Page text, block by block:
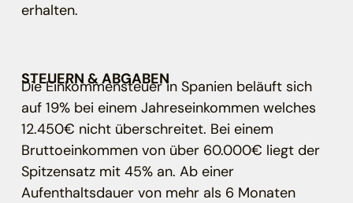
erhalten.
STEUERN & ABGABEN
Die Einkommensteuer in Spanien beläuft sich
auf 19% bei einem Jahreseinkommen welches
12.450€ nicht überschreitet. Bei einem
Bruttoeinkommen von über 60.000€ liegt der
Spitzensatz mit 45% an. Ab einer
Aufenthaltsdauer von mehr als 6 Monaten